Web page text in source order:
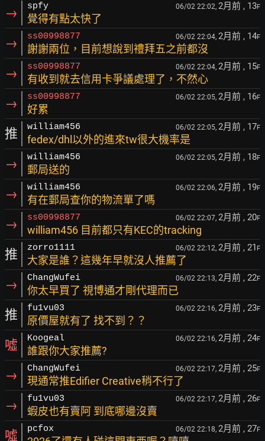
→ spfy 06/02 22:02, 2月前 , 13F
覺得有點太快了
→ ss00998877 06/02 22:04, 2月前 , 14F
謝謝兩位，目前想說到禮拜五之前都沒
→ ss00998877 06/02 22:04, 2月前 , 15F
有收到就去信用卡爭議處理了，不然心
→ ss00998877 06/02 22:05, 2月前 , 16F
好累
推 william456 06/02 22:05, 2月前 , 17F
fedex/dhl以外的進來tw很大機率是
→ william456 06/02 22:05, 2月前 , 18F
郵局送的
→ william456 06/02 22:06, 2月前 , 19F
有在郵局查你的物流單了嗎
→ ss00998877 06/02 22:07, 2月前 , 20F
william456 目前都只有KEC的tracking
推 zorro1111 06/02 22:12, 2月前 , 21 F
大家是誰？這幾年早就沒人推薦了
→ ChangWufei 06/02 22:13, 2月前 , 22F
你太早買了 視博通才剛代理而已
推 fu1vu03 06/02 22:16, 2月前 , 23F
原價屋就有了 找不到？？
噓 Koogeal 06/02 22:16, 2月前 , 24F
誰跟你大家推薦?
→ ChangWufei 06/02 22:17, 2月前 , 25F
現通常推Edifier Creative稍不行了
→ fu1vu03 06/02 22:17, 2月前 , 26F
蝦皮也有賣阿 到底哪邊沒賣
噓 pcfox 06/02 22:18, 2月前 , 27F